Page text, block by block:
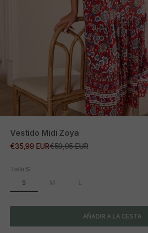
Vestido Midi Zoya
Precio de oferta
€35,99 EURPrecio normal
€59,95 EUR
Talla:S
S M L
AÑADIR A LA CESTA